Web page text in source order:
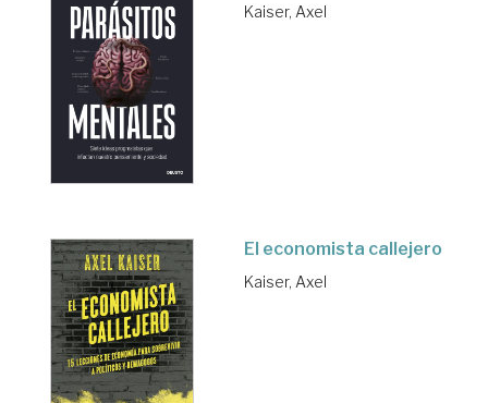
Kaiser, Axel
El economista callejero
Kaiser, Axel